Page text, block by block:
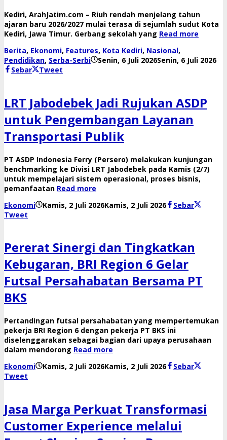
​Kediri, ArahJatim.com – Riuh rendah menjelang tahun
ajaran baru 2026/2027 mulai terasa di sejumlah sudut Kota
Kediri, Jawa Timur. Gerbang sekolah yang Read more
Berita, Ekonomi, Features, Kota Kediri, Nasional,
Pendidikan, Serba-Serbi Senin, 6 Juli 2026Senin, 6 Juli 2026
Sebar Tweet
LRT Jabodebek Jadi Rujukan ASDP
untuk Pengembangan Layanan
Transportasi Publik
PT ASDP Indonesia Ferry (Persero) melakukan kunjungan
benchmarking ke Divisi LRT Jabodebek pada Kamis (2/7)
untuk mempelajari sistem operasional, proses bisnis,
pemanfaatan Read more
Ekonomi
Kamis, 2 Juli 2026Kamis, 2 Juli 2026olehSebar
Tweet
Pererat Sinergi dan Tingkatkan
Kebugaran, BRI Region 6 Gelar
Futsal Persahabatan Bersama PT
BKS
Pertandingan futsal persahabatan yang mempertemukan
pekerja BRI Region 6 dengan pekerja PT BKS ini
diselenggarakan sebagai bagian dari upaya perusahaan
dalam mendorong Read more
Ekonomi
Kamis, 2 Juli 2026Kamis, 2 Juli 2026olehSebar
Tweet
Jasa Marga Perkuat Transformasi
Customer Experience melalui